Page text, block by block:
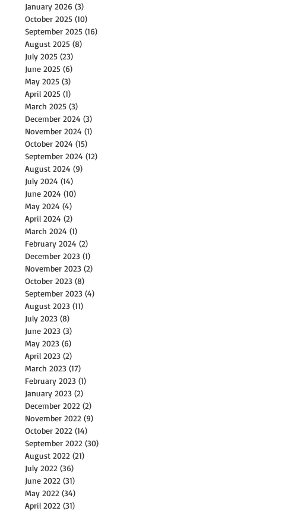
January 2026 (3)
October 2025 (10)
September 2025 (16)
August 2025 (8)
July 2025 (23)
June 2025 (6)
May 2025 (3)
April 2025 (1)
March 2025 (3)
December 2024 (3)
November 2024 (1)
October 2024 (15)
September 2024 (12)
August 2024 (9)
July 2024 (14)
June 2024 (10)
May 2024 (4)
April 2024 (2)
March 2024 (1)
February 2024 (2)
December 2023 (1)
November 2023 (2)
October 2023 (8)
September 2023 (4)
August 2023 (11)
July 2023 (8)
June 2023 (3)
May 2023 (6)
April 2023 (2)
March 2023 (17)
February 2023 (1)
January 2023 (2)
December 2022 (2)
November 2022 (9)
October 2022 (14)
September 2022 (30)
August 2022 (21)
July 2022 (36)
June 2022 (31)
May 2022 (34)
April 2022 (31)